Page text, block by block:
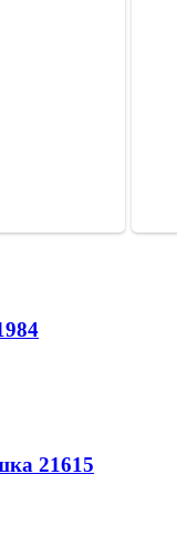
21615